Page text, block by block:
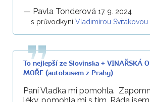
— Pavla Tonderová 17. 9. 2024
s průvodkyní Vladimírou Svitákovou
To nejlepší ze Slovinska + VINAŘSKÁ
MOŘE (autobusem z Prahy)
Paní Vlaďka mi pomohla.